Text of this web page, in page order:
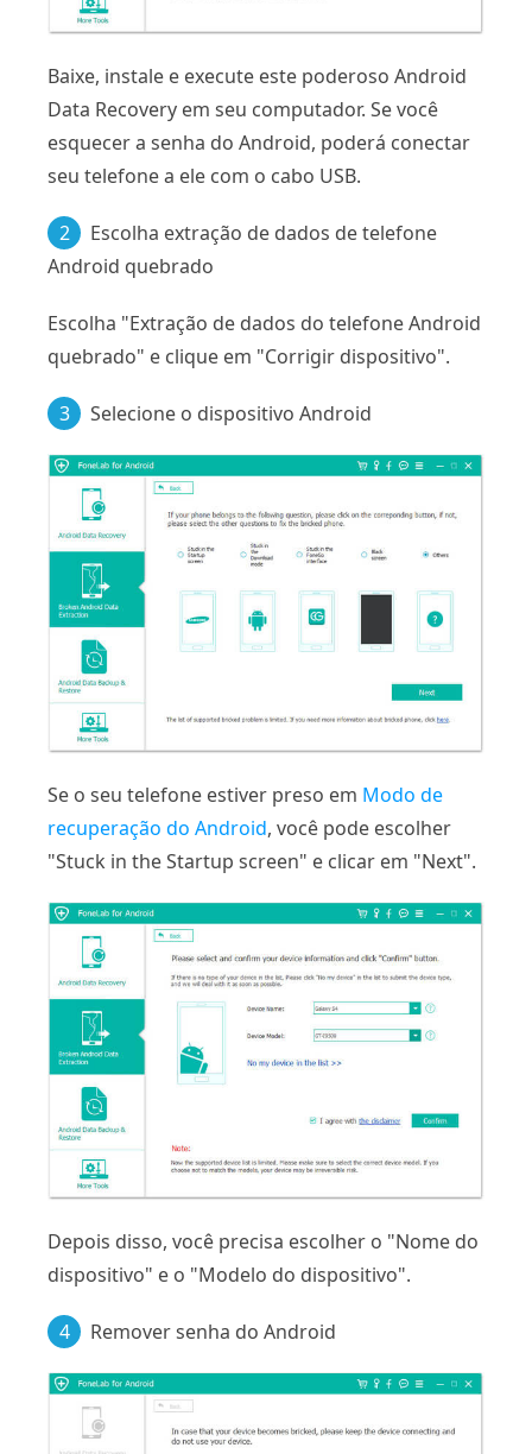
Baixe, instale e execute este poderoso Android
Data Recovery em seu computador. Se você
esquecer a senha do Android, poderá conectar
seu telefone a ele com o cabo USB.
2
Escolha extração de dados de telefone
Android quebrado
Escolha "Extração de dados do telefone Android
quebrado" e clique em "Corrigir dispositivo".
3 Selecione o dispositivo Android
Se o seu telefone estiver preso em Modo de
recuperação do Android, você pode escolher
"Stuck in the Startup screen" e clicar em "Next".
Depois disso, você precisa escolher o "Nome do
dispositivo" e o "Modelo do dispositivo".
4 Remover senha do Android